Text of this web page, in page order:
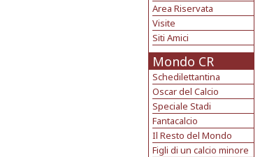
Area Riservata
Visite
Siti Amici
Mondo CR
Schedilettantina
Oscar del Calcio
Speciale Stadi
Fantacalcio
Il Resto del Mondo
Figli di un calcio minore